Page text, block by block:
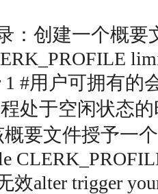
：创建一个概要
1 #用户可拥有的
处于空闲状态
要文件授予一
alter trigger